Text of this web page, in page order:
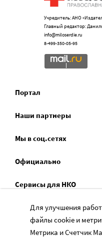
Учредитель: АНО
Главный редактор:
info@miloserdie.ru
8-499-350-05-95
Портал
Наши партнеры
Мы в соц.сетях
Официально
Сервисы для НКО
Спецпроекты
Социальное служение
Для улучшения
файлы cookie и
Метрика и Счетчик